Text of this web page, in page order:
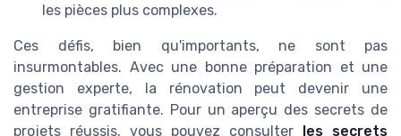
les pièces plus complexes.
Ces défis, bien qu'importants, ne sont pas
insurmontables. Avec une bonne préparation et une
gestion experte, la rénovation peut devenir une
entreprise gratifiante. Pour un aperçu des secrets de
projets réussis, vous pouvez consulter les secrets